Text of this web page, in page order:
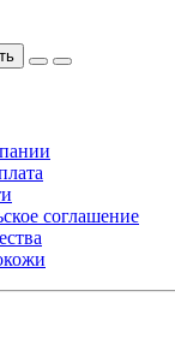
соглашение